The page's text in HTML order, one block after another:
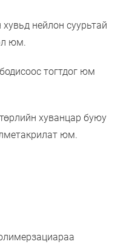
нейлон суурьтай
юм.
тогтдог юм
хуванцар буюу
юм.